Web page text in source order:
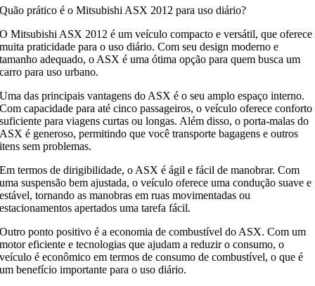
Quão prático é o Mitsubishi ASX 2012 para uso diário?
O Mitsubishi ASX 2012 é um veículo compacto e versátil, que oferece
muita praticidade para o uso diário. Com seu design moderno e
tamanho adequado, o ASX é uma ótima opção para quem busca um
carro para uso urbano.
Uma das principais vantagens do ASX é o seu amplo espaço interno.
Com capacidade para até cinco passageiros, o veículo oferece conforto
suficiente para viagens curtas ou longas. Além disso, o porta-malas do
ASX é generoso, permitindo que você transporte bagagens e outros
itens sem problemas.
Em termos de dirigibilidade, o ASX é ágil e fácil de manobrar. Com
uma suspensão bem ajustada, o veículo oferece uma condução suave e
estável, tornando as manobras em ruas movimentadas ou
estacionamentos apertados uma tarefa fácil.
Outro ponto positivo é a economia de combustível do ASX. Com um
motor eficiente e tecnologias que ajudam a reduzir o consumo, o
veículo é econômico em termos de consumo de combustível, o que é
um benefício importante para o uso diário.